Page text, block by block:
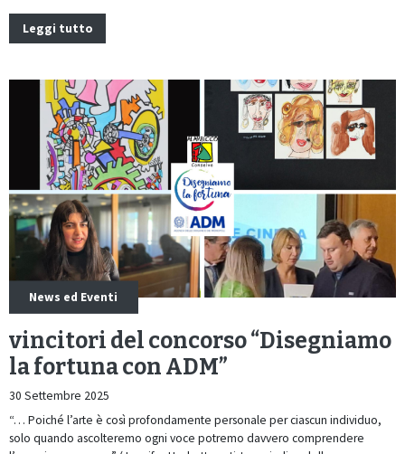
Leggi tutto
News ed Eventi
vincitori del concorso “Disegniamo
la fortuna con ADM”
30 Settembre 2025
“… Poiché l’arte è così profondamente personale per ciascun individuo,
solo quando ascolteremo ogni voce potremo davvero comprendere